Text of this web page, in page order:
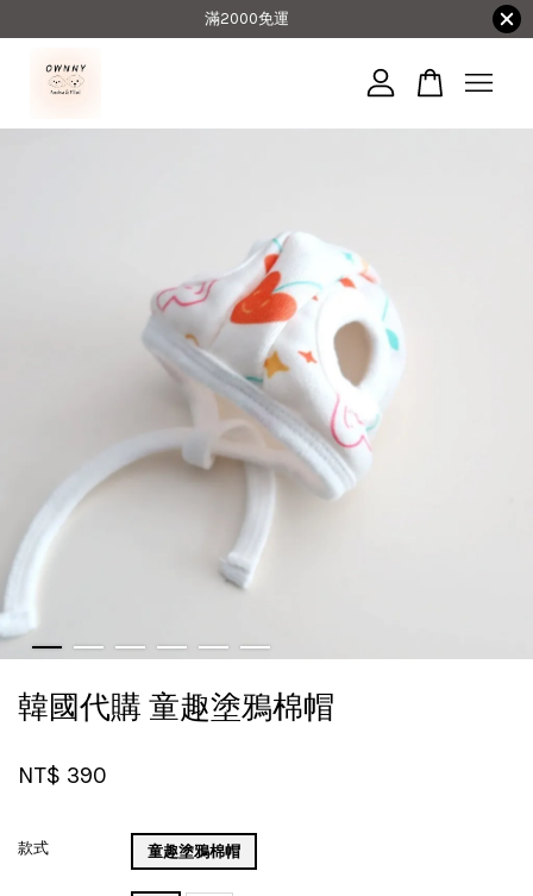
滿2000免運
韓國代購 童趣塗鴉棉帽
NT$ 390
款式 童趣塗鴉棉帽
您的購物車目前還是空的。